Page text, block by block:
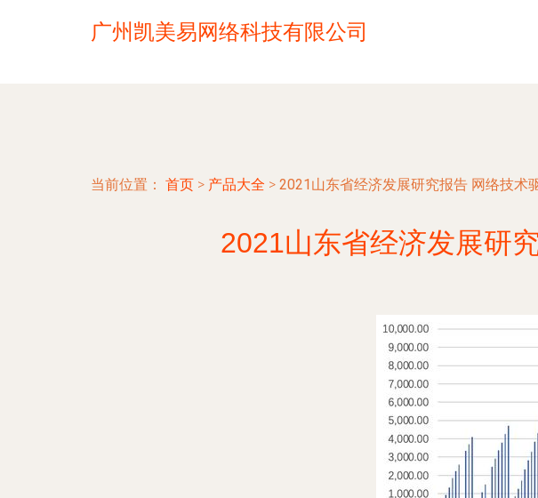
广州凯美易网络科技有限公司
当前位置： 首页 > 产品大全 > 2021山东省经济发展研究报告 网络技术
2021山东省经济发展研